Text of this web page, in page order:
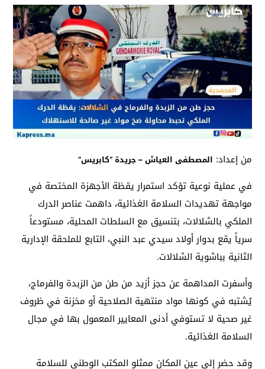
من إعداد: المصطفى العياش – جريدة “كابريس”
في عملية نوعية تؤكد استمرار يقظة الأجهزة المختصة في
مواجهة تهديدات السلامة الغذائية، داهمت عناصر الدرك
الملكي بالشلالات، بتنسيق مع السلطات المحلية، مستودعاً
سرياً يقع بدوار أولاد سيدي عبد النبي، التابع للملحقة الإدارية
الثانية بباشوية الشلالات.
وأسفرت المداهمة عن حجز أزيد من طن من الزبدة والفرماج،
يُشتبه في كونها مواد منتهية الصلاحية أو مخزنة في ظروف
غير صحية لا تستوفي أدنى المعايير المعمول بها في مجال
السلامة الغذائية.
وقد حضر إلى عين المكان ممثلو المكتب الوطني للسلامة